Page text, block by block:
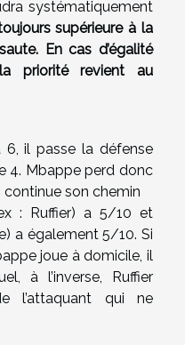
systématiquement
supérieure à la
En cas d’égalité
priorité revient au
il passe la défense
4. Mbappe perd donc
continue son chemin
: Ruffier) a 5/10 et
a également 5/10. Si
joue à domicile, il
à l’inverse, Ruffier
l’attaquant qui ne